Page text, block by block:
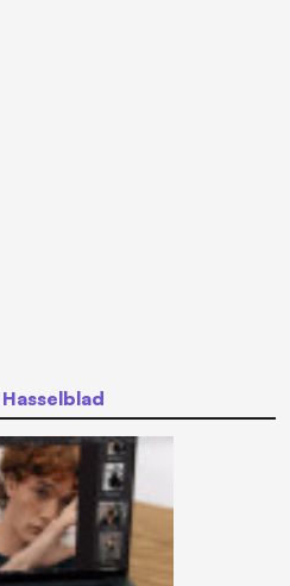
Hasselblad